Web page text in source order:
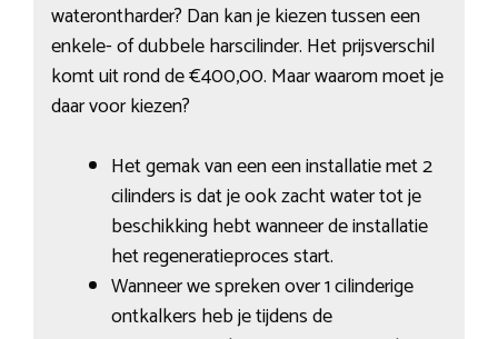
waterontharder? Dan kan je kiezen tussen een
enkele- of dubbele harscilinder. Het prijsverschil
komt uit rond de €400,00. Maar waarom moet je
daar voor kiezen?
Het gemak van een een installatie met 2
cilinders is dat je ook zacht water tot je
beschikking hebt wanneer de installatie
het regeneratieproces start.
Wanneer we spreken over 1 cilinderige
ontkalkers heb je tijdens de